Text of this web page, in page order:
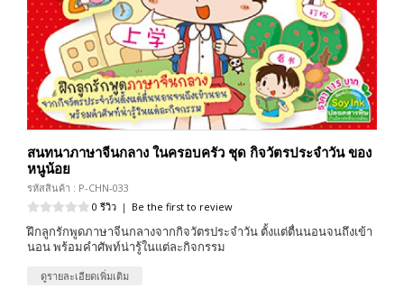
สนทนาภาษาจีนกลาง ในครอบครัว ชุด กิจวัตรประจำวัน ของ
หนูน้อย
รหัสสินค้า : P-CHN-033
0 รีวิว | Be the first to review
ฝึกลูกรักพูดภาษาจีนกลางจากกิจวัตรประจำวัน ตั้งแต่ตื่นนอนจนถึงเข้า
นอน พร้อมคำศัพท์น่ารู้ในแต่ละกิจกรรม
ดูรายละเอียดเพิ่มเติม